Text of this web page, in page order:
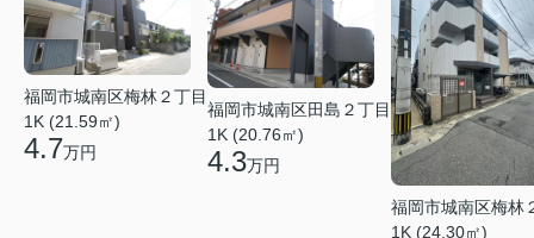
福岡市城南区梅林２丁目
1K (21.59㎡)
4.7万円
福岡市城南区田島２丁目
1K (20.76㎡)
4.3万円
福岡市城南区梅林
1K (24.30㎡)